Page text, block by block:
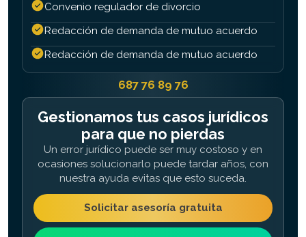
687 76 89 76
Convenio regulador de divorcio
Redacción de demanda de mutuo acuerdo
Redacción de demanda de mutuo acuerdo
Gestionamos tus casos jurídicos
para que no pierdas
Un error jurídico puede ser muy costoso y en
ocasiones solucionarlo puede tardar años, con
nuestra ayuda evitas que esto suceda.
Solicitar asesoría gratuita